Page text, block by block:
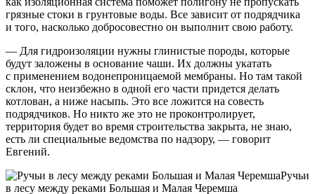
грязные стоки в грунтовые воды. Все зависит от подрядчика
и того, насколько добросовестно он выполнит свою работу.
— Для гидроизоляции нужны глинистые породы, которые
будут заложены в основание чаши. Их должны укатать
с применением водонепроницаемой мембраны. Но там такой
склон, что неизбежно в одной его части придется делать
котлован, а ниже насыпь. Это все ложится на совесть
подрядчиков. Но никто же это не проконтролирует,
территория будет во время строительства закрыта, не знаю,
есть ли специальные ведомства по надзору, — говорит
Евгений.
Ручьи
в лесу между реками Большая и Малая Черемша